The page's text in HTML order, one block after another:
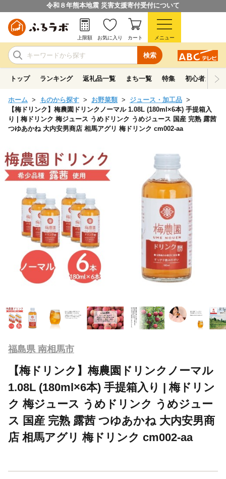
令和８年熊本地震 災害支援寄付受付について
検索
上限額 お気に入り カート メニュー
トップ ランキング 返礼品一覧 まち一覧 特集 初心者ガイド
ホーム ものから探す お野菜類
ジュース・加工品
【梅ドリンク】梅農園ドリンクノーマル 1.08L (180ml×6本) 手提箱入
り | 梅ドリンク 梅ジュース うめドリンク うめジュース 国産 完熟 露茜
つゆあかね 大内安男商店 相馬アグリ 梅ドリンク cm002-aa
福島県 南相馬市
【梅ドリンク】梅農園ドリンクノーマル
1.08L (180ml×6本) 手提箱入り | 梅ドリン
ク 梅ジュース うめドリンク うめジュー
ス 国産 完熟 露茜 つゆあかね 大内安男商
店 相馬アグリ 梅ドリンク cm002-aa